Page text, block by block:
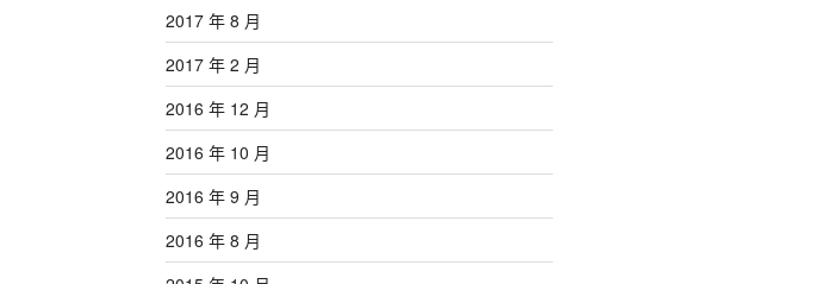
2017 年 8 月
2017 年 2 月
2016 年 12 月
2016 年 10 月
2016 年 9 月
2016 年 8 月